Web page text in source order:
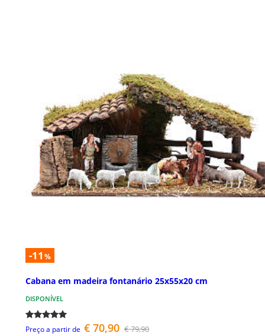
-11 %
Cabana em madeira fontanário 25x55x20 cm
DISPONÍVEL
Preço a partir de € 70,90 € 79,90